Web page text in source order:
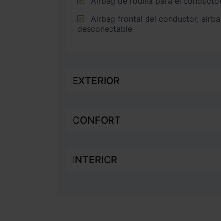
desconectable
EXTERIOR
CONFORT
INTERIOR